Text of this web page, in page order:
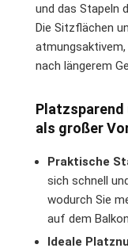
und das Stapeln
Die Sitzflächen
nach längerem
Platzsparend
als großer
Praktische
sich schnell
wodurch Sie
auf dem
Ideale